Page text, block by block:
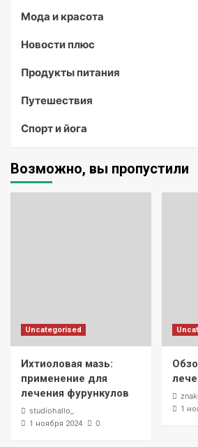
Мода и красота
Новости плюс
Продукты питания
Путешествия
Спорт и йога
Возможно, вы пропустили
Uncategorised
Ихтиоловая мазь:
применение для
лечения фурункулов
studiohallo_
1 ноября 2024 0
1